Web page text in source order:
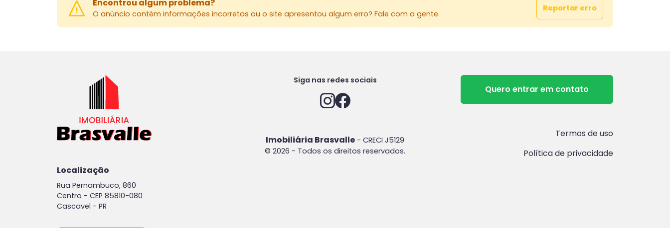
Encontrou algum problema?
O anúncio contém informações incorretas ou o site apresentou algum erro? Fale com a gente.
Reportar erro
Localização
Rua Pernambuco, 860
Centro - CEP 85810-080
Cascavel - PR
Siga nas redes sociais
Imobiliária Brasvalle - CRECI J5129
© 2026 - Todos os direitos reservados.
Quero entrar em contato
Termos de uso
Política de privacidade